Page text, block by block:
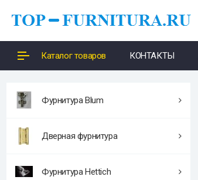
Каталог товаров КОНТАКТЫ
Фурнитура Blum
Дверная фурнитура
Фурнитура Hettich